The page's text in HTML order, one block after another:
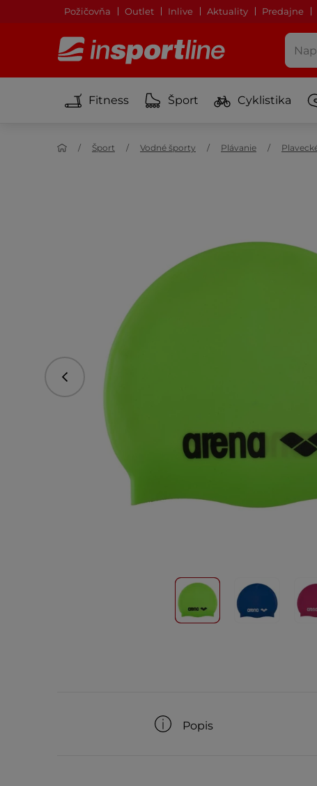
Požičovňa Outlet Inlive Aktuality Predajne
Fitness Šport Cyklistika
Šport Vodné športy Plávanie
Predchádzajúce
Popis